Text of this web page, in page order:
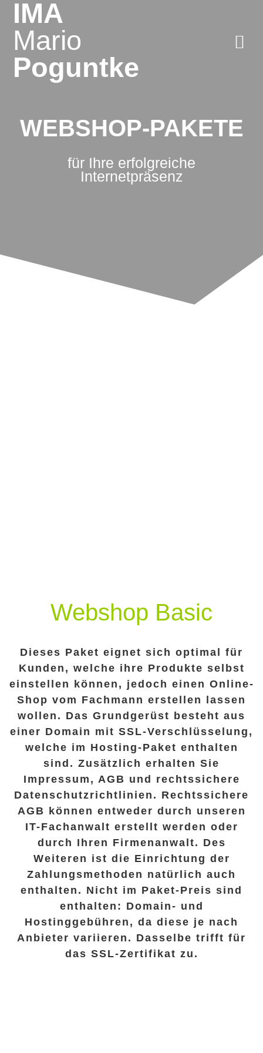
IMA
Mario
Poguntke
WEBSHOP-PAKETE
für Ihre erfolgreiche
Internetpräsenz
Webshop Basic
Dieses Paket eignet sich optimal für
Kunden, welche ihre Produkte selbst
einstellen können, jedoch einen Online-
Shop vom Fachmann erstellen lassen
wollen. Das Grundgerüst besteht aus
einer Domain mit SSL-Verschlüsselung,
welche im Hosting-Paket enthalten
sind. Zusätzlich erhalten Sie
Impressum, AGB und rechtssichere
Datenschutzrichtlinien. Rechtssichere
AGB können entweder durch unseren
IT-Fachanwalt erstellt werden oder
durch Ihren Firmenanwalt. Des
Weiteren ist die Einrichtung der
Zahlungsmethoden natürlich auch
enthalten. Nicht im Paket-Preis sind
enthalten: Domain- und
Hostinggebühren, da diese je nach
Anbieter variieren. Dasselbe trifft für
das SSL-Zertifikat zu.